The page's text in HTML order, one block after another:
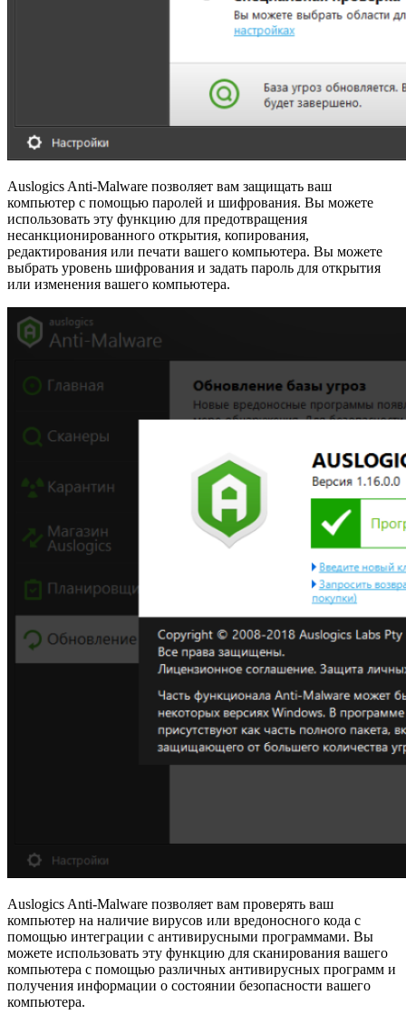
Auslogics Anti-Malware позволяет вам защищать ваш
компьютер с помощью паролей и шифрования. Вы можете
использовать эту функцию для предотвращения
несанкционированного открытия, копирования,
редактирования или печати вашего компьютера. Вы можете
выбрать уровень шифрования и задать пароль для открытия
или изменения вашего компьютера.
Auslogics Anti-Malware позволяет вам проверять ваш
компьютер на наличие вирусов или вредоносного кода с
помощью интеграции с антивирусными программами. Вы
можете использовать эту функцию для сканирования вашего
компьютера с помощью различных антивирусных программ и
получения информации о состоянии безопасности вашего
компьютера.